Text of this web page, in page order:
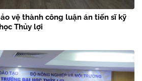
vệ thành công luận án tiến sĩ kỹ
Thủy lợi